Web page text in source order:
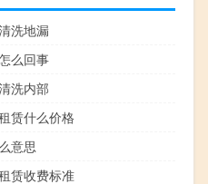
洗地漏
么回事
洗内部
赁什么价格
意思
赁收费标准